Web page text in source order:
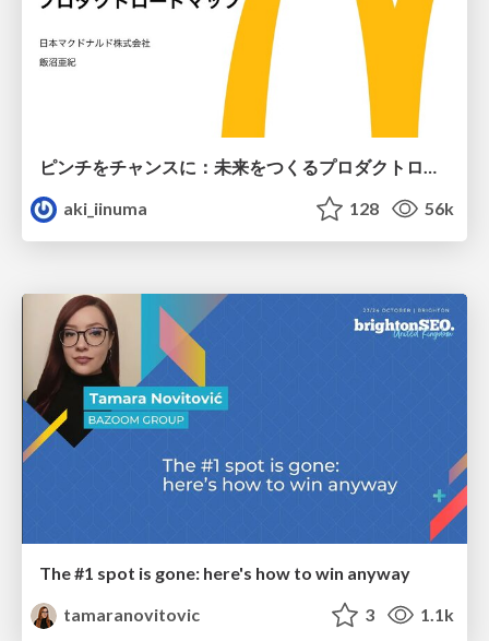
aki_iinuma
128 56k
The #1 spot is gone: here's how to win anyway
tamaranovitovic
3 1.1k